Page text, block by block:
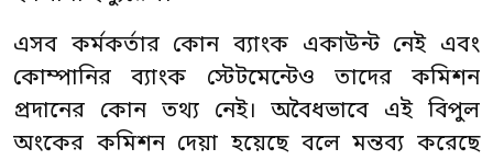
এসব কর্মকর্তার কোন ব্যাংক একাউন্ট নেই এবং
কোম্পানির ব্যাংক স্টেটমেন্টেও তাদের কমিশন
প্রদানের কোন তথ্য নেই। অবৈধভাবে এই বিপুল
অংকের কমিশন দেয়া হয়েছে বলে মন্তব্য করেছে